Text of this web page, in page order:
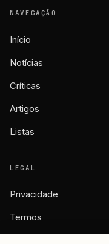
NAVEGAÇÃO
Início
Notícias
Críticas
Artigos
Listas
LEGAL
Privacidade
Termos